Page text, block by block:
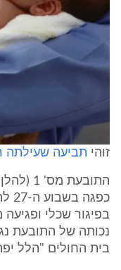
זוהי תביעה שעילתה
בפיגור שכלי
נכותה של התובעת
בית החולים "הלל